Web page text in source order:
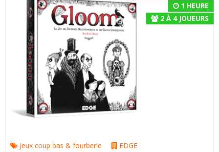
1 HEURE
2À 4JOUEURS
Jeux coup bas & fourberie EDGE